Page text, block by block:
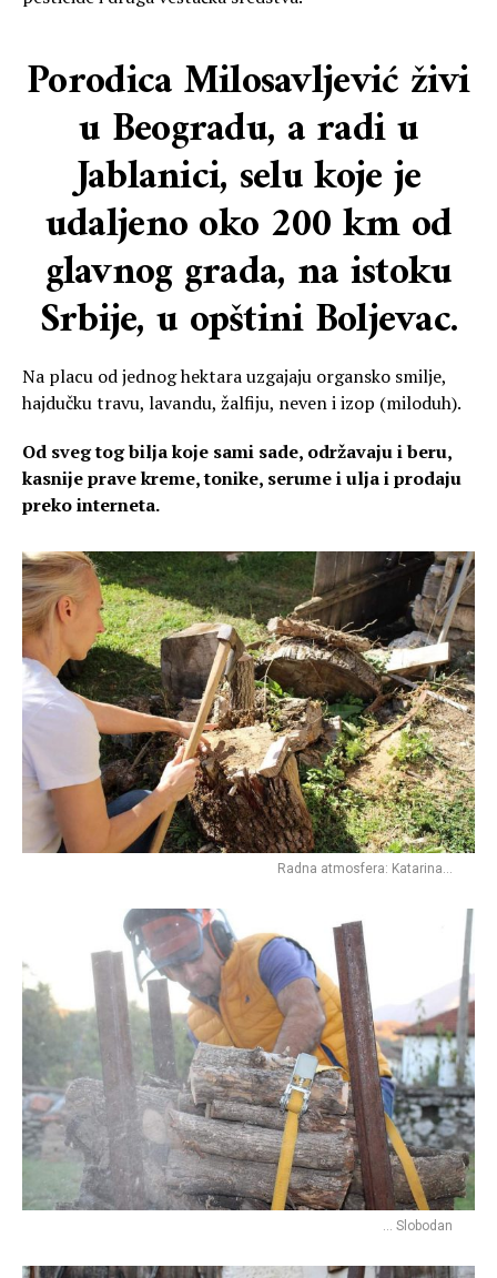
Porodica Milosavljević živi
u Beogradu, a radi u
Jablanici, selu koje je
udaljeno oko 200 km od
glavnog grada, na istoku
Srbije, u opštini Boljevac.
Na placu od jednog hektara uzgajaju organsko smilje,
hajdučku travu, lavandu, žalfiju, neven i izop (miloduh).
Od sveg tog bilja koje sami sade, održavaju i beru,
kasnije prave kreme, tonike, serume i ulja i prodaju
preko interneta.
Radna atmosfera: Katarina…
… Slobodan